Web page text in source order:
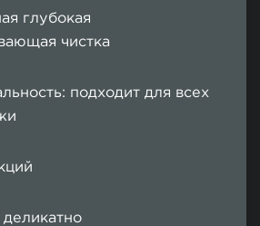
глубокая
чистка
подходит для всех